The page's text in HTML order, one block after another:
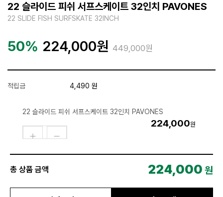
22 슬라이드 피쉬 서프스케이트 32인치 PAVONES
22 SLIDE FISH SURFSKATE 32INCH
50% 224,000원 449,000원
적립금 4,490 원
22 슬라이드 피쉬 서프스케이트 32인치 PAVONES
224,000원
총 상품 금액 224,000 원